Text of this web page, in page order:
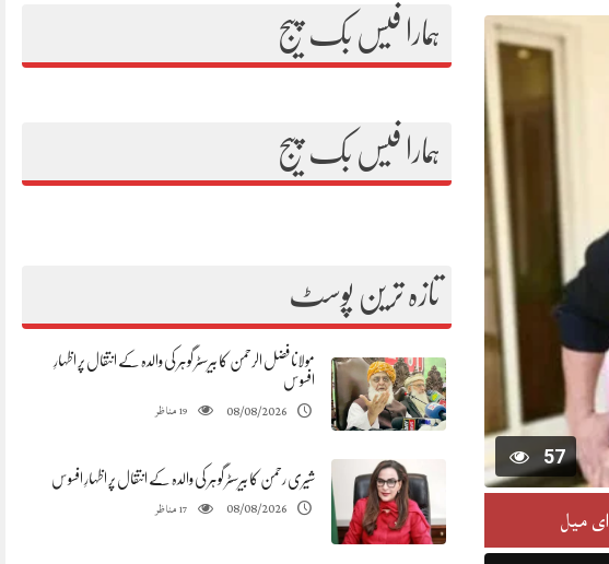
ہمارا فیس بک پیج
ہمارا فیس بک پیج
تازہ ترین پوسٹ
مولانا فضل الرحمن کا بیرسٹر گوہر کی والدہ کے انتقال پر اظہارِ
افسوس
08/08/2026
19مناظر
شیری رحمن کا بیرسٹر گوہر کی والدہ کے انتقال پر اظہارِ افسوس
08/08/2026
17مناظر
57
ای میل